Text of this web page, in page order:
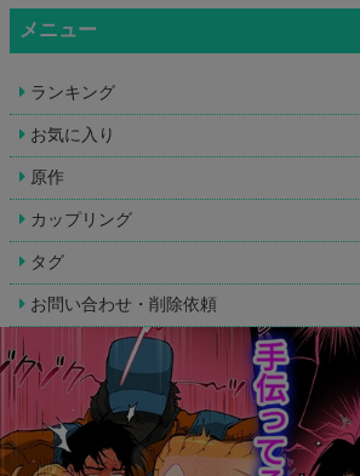
メニュー
ランキング
お気に入り
原作
カップリング
タグ
お問い合わせ・削除依頼